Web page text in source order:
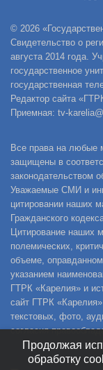
© 2026
Свидетельство о
августа 2014 года.
государственное
государственная
Редактор сайта
Приемная: tv-
Все права на любые
защищены в
законодательством
Уважаемые СМИ и
цитировании наших
Гражданского
Цитирование наших
полемических,
объеме,
указанием
ГТРК «Карелия» и
сайт ГТРК
текстовых, фото,
согласия
Продолжая
обработку